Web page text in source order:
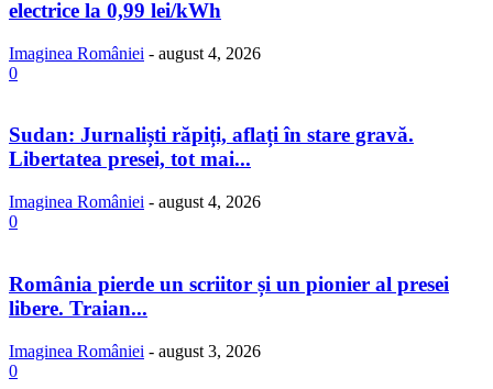
electrice la 0,99 lei/kWh
Imaginea României - august 4, 2026
0
Sudan: Jurnaliști răpiți, aflați în stare gravă.
Libertatea presei, tot mai...
Imaginea României - august 4, 2026
0
România pierde un scriitor și un pionier al presei
libere. Traian...
Imaginea României - august 3, 2026
0